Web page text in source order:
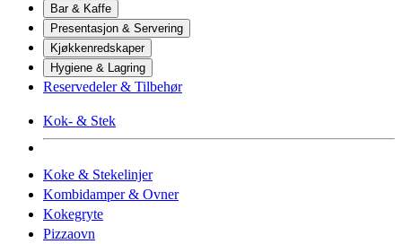
Bar & Kaffe
Presentasjon & Servering
Kjøkkenredskaper
Hygiene & Lagring
Reservedeler & Tilbehør
Kok- & Stek
Koke & Stekelinjer
Kombidamper & Ovner
Kokegryte
Pizzaovn